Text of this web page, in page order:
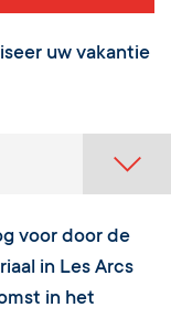
uw vakantie
voor door de
in Les Arcs
in het